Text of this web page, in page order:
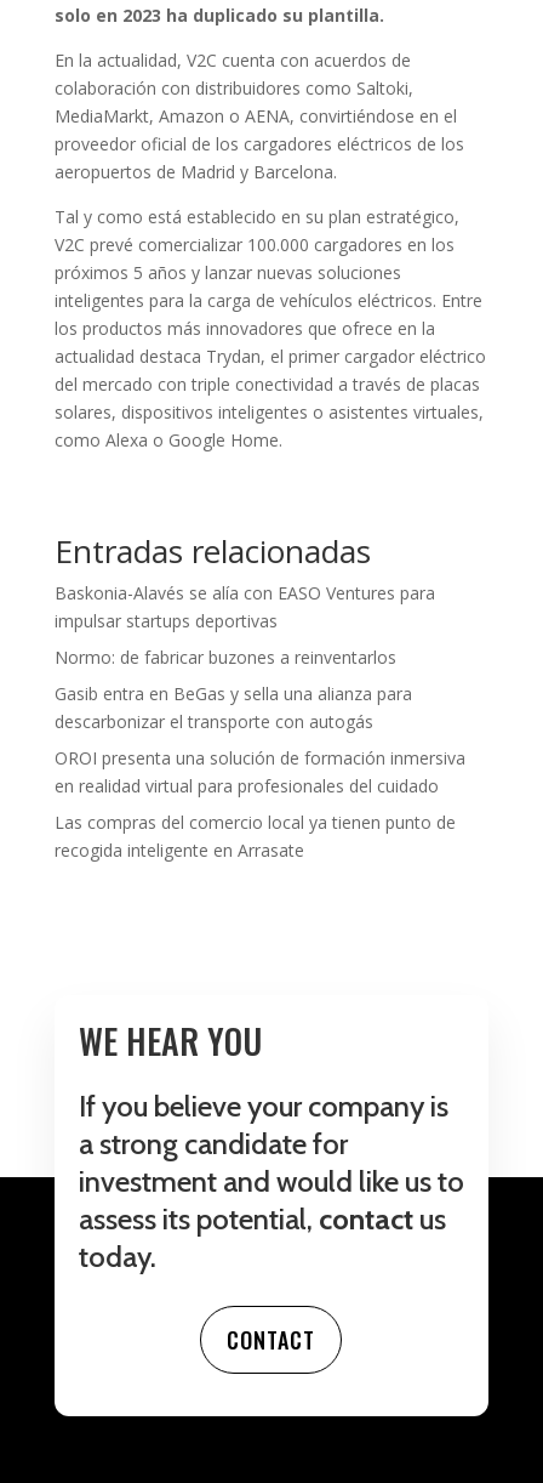
solo en 2023 ha duplicado su plantilla.
En la actualidad, V2C cuenta con acuerdos de
colaboración con distribuidores como Saltoki,
MediaMarkt, Amazon o AENA, convirtiéndose en el
proveedor oficial de los cargadores eléctricos de los
aeropuertos de Madrid y Barcelona.
Tal y como está establecido en su plan estratégico,
V2C prevé comercializar 100.000 cargadores en los
próximos 5 años y lanzar nuevas soluciones
inteligentes para la carga de vehículos eléctricos. Entre
los productos más innovadores que ofrece en la
actualidad destaca Trydan, el primer cargador eléctrico
del mercado con triple conectividad a través de placas
solares, dispositivos inteligentes o asistentes virtuales,
como Alexa o Google Home.
Entradas relacionadas
Baskonia-Alavés se alía con EASO Ventures para
impulsar startups deportivas
Normo: de fabricar buzones a reinventarlos
Gasib entra en BeGas y sella una alianza para
descarbonizar el transporte con autogás
OROI presenta una solución de formación inmersiva
en realidad virtual para profesionales del cuidado
Las compras del comercio local ya tienen punto de
recogida inteligente en Arrasate
WE HEAR YOU
If you believe your company is
a strong candidate for
investment and would like us to
assess its potential, contact us
today.
CONTACT